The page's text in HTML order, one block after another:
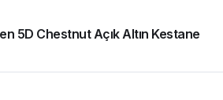
5D Chestnut Açık Altın Kestane